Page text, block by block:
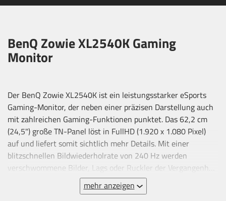
BenQ Zowie XL2540K Gaming
Monitor
Der BenQ Zowie XL2540K ist ein leistungsstarker eSports
Gaming-Monitor, der neben einer präzisen Darstellung auch
mit zahlreichen Gaming-Funktionen punktet. Das 62,2 cm
(24,5") große TN-Panel löst in FullHD (1.920 x 1.080 Pixel)
auf und liefert somit sichtlich mehr Details. Mit einer
blitzschnellen Bildwiederholrate von 240 Hz werden
verschwommene Bilder, Lags oder Ruckler der Vergangenheit
angehören. Der Zowie XL2540K verbessert mittels Black
eQualizer die Darstellung der Bilder in dunklen Bereichen,
mehr anzeigen